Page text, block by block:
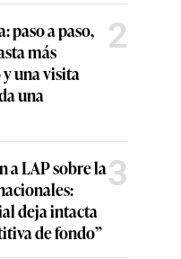
paso a paso,
más
una visita
una
2
a LAP sobre la
deja intacta
de fondo”
3